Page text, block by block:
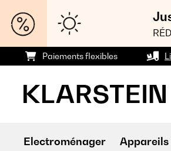
Paiements flexibles
Electroménager Appareils